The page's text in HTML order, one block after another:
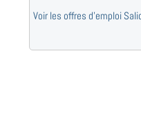
Voir les offres d'emploi